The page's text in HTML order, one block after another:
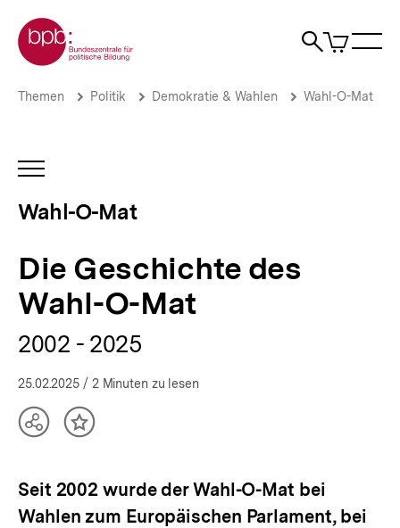
zum
Seiteninhalt
springen
Zur Startseite der bpb
Suche
Artikel
im
Die
O-
Mat
Wahl-
bpb.de
Brotkrümelnavigation
Pfadnavigation
Themen Politik Demokratie & Wahlen Wahl-O-Mat
INHALTSNAVIGATION
Wahl-O-Mat
Die Geschichte des
Wahl-O-Mat
2002 - 2025
25.02.2025 / 2 Minuten zu lesen
TeilenInhalt
Seit 2002 wurde der Wahl-O-Mat bei
Wahlen zum Europäischen Parlament, bei